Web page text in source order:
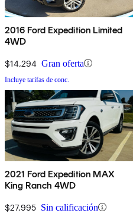
2016 Ford Expedition Limited
4WD
$14,294 Gran oferta
Incluye tarifas de conc.
2021 Ford Expedition MAX
King Ranch 4WD
$27,995 Sin calificación